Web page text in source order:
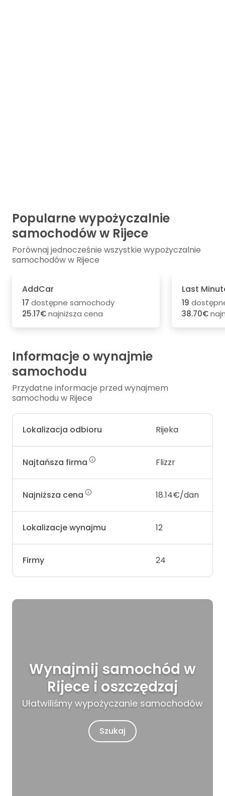
Popularne wypożyczalnie
samochodów w Rijece
Porównaj jednocześnie wszystkie wypożyczalnie
samochodów w Rijece
AddCar
17 dostępne samochody
25.17€najniższa cena
Last
19
38.70€
Informacje o wynajmie
samochodu
Przydatne informacje przed wynajmem
samochodu w Rijece
Lokalizacja odbioru Rijeka
Najtańsza firma Flizzr
Najniższa cena 18.14€/dan
Lokalizacje wynajmu 12
Firmy 24
Wynajmij samochód w
Rijece i oszczędzaj
Ułatwiliśmy wypożyczanie samochodów
Szukaj